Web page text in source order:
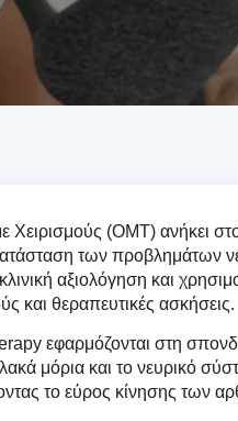
(ΟΜΤ) ανήκει
των προβλημάτων
αξιολόγηση και
και θεραπευτικές ασκήσεις.
εφαρμόζονται στη
μόρια και το νευρικό
το εύρος κίνησης των